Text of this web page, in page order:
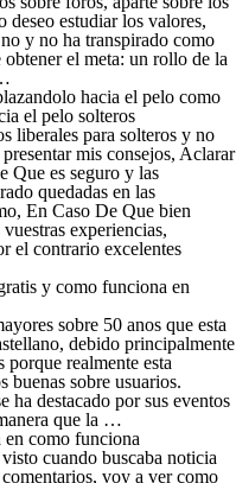
deseo estudiar los valores,
y no ha transpirado como
el meta: un rollo de la
hacia el pelo como
el pelo solteros
liberales para solteros y no
mis consejos, Aclarar
Que es seguro y las
quedadas en las
En Caso De Que bien
experiencias,
el contrario excelentes
y como funciona en
sobre 50 anos que esta
debido principalmente
porque realmente esta
buenas sobre usuarios.
ha destacado por sus eventos
que la …
en como funciona
cuando buscaba noticia
voy a ver como